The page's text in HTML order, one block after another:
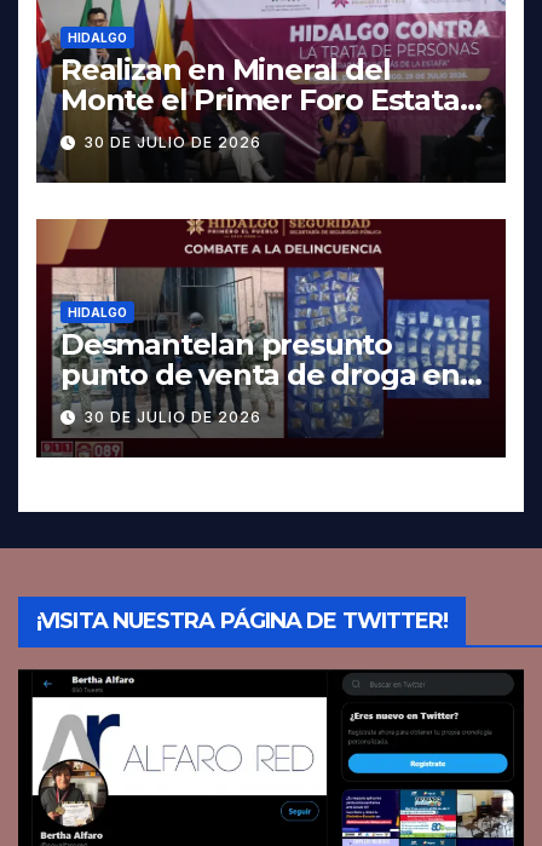
HIDALGO
Realizan en Mineral del
Monte el Primer Foro Estatal
contra la Trata de Personas
30 DE JULIO DE 2026
HIDALGO
Desmantelan presunto
punto de venta de droga en
Pachuca; hay dos detenidos
30 DE JULIO DE 2026
¡VISITA NUESTRA PÁGINA DE TWITTER!